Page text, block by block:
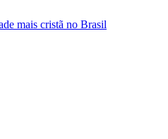
mais cristã no Brasil